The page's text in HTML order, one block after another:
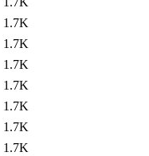
1.7K
1.7K
1.7K
1.7K
1.7K
1.7K
1.7K